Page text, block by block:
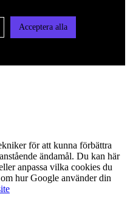
Acceptera alla
för att kunna förbättra
ändamål. Du kan här
anpassa vilka cookies du
hur Google använder din